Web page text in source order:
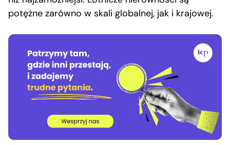
potężne zarówno w skali globalnej, jak i krajowej.